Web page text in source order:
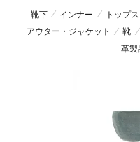
靴下 インナー トップス
アウター・ジャケット
靴
革製